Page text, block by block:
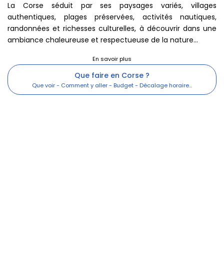
La Corse séduit par ses paysages variés, villages
authentiques, plages préservées, activités nautiques,
randonnées et richesses culturelles, à découvrir dans une
ambiance chaleureuse et respectueuse de la nature...
Que faire en Corse ?